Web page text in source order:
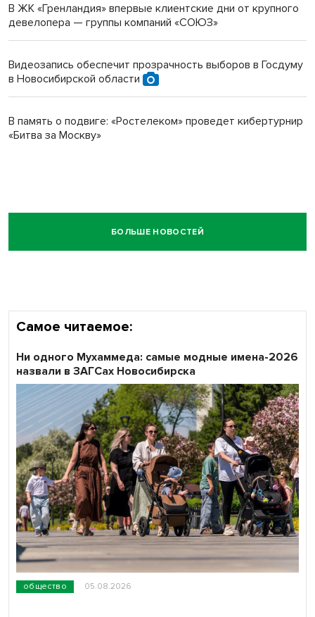
В ЖК «Гренландия» впервые клиентские дни от крупного
девелопера — группы компаний «СОЮЗ»
Видеозапись обеспечит прозрачность выборов в Госдуму
в Новосибирской области
В память о подвиге: «Ростелеком» проведет кибертурнир
«Битва за Москву»
БОЛЬШЕ НОВОСТЕЙ
Самое читаемое:
общество 05.08.2026
Ни одного Мухаммеда: самые модные имена-2026
назвали в ЗАГСах Новосибирска